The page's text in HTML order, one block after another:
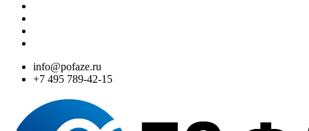
info@pofaze.ru
+7 495 789-42-15